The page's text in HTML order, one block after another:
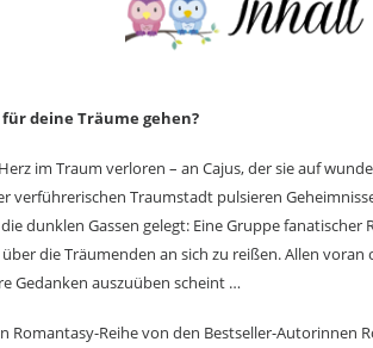
deine Träume gehen?
im Traum verloren – an Cajus, der sie auf
verführerischen Traumstadt pulsieren
dunklen Gassen gelegt: Eine Gruppe fanatischer
die Träumenden an sich zu reißen. Allen
Gedanken auszuüben scheint …
Romantasy-Reihe von den Bestseller-Autorinnen